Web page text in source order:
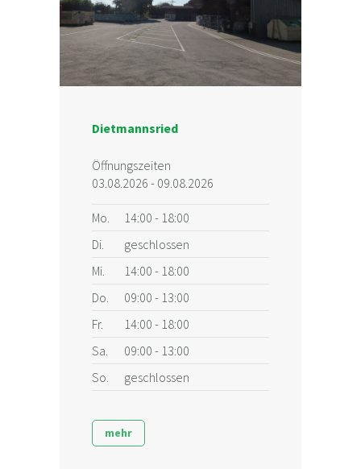
Dietmannsried
Öffnungszeiten
03.08.2026 - 09.08.2026
Mo.
14:00 - 18:00
Di.
geschlossen
Mi.
14:00 - 18:00
Do.
09:00 - 13:00
Fr.
14:00 - 18:00
Sa.
09:00 - 13:00
So.
geschlossen
mehr